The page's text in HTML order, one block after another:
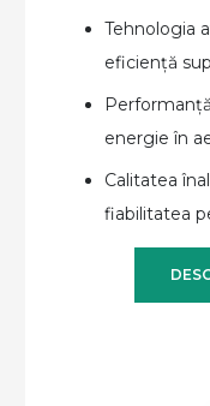
Tehnologia
eficiență
energie în
Calitatea
fiabilitatea